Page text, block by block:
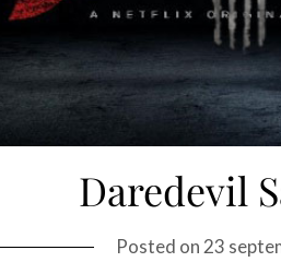
Daredevil
Posted on 23